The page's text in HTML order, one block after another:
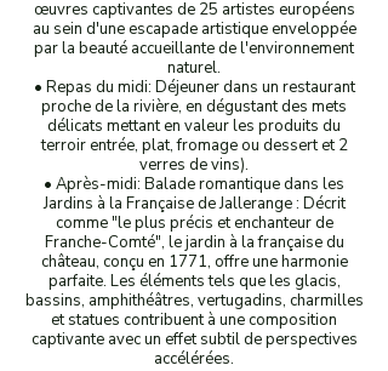
œuvres captivantes de 25 artistes européens
au sein d'une escapade artistique enveloppée
par la beauté accueillante de l'environnement
naturel.
• Repas du midi: Déjeuner dans un restaurant
proche de la rivière, en dégustant des mets
délicats mettant en valeur les produits du
terroir entrée, plat, fromage ou dessert et 2
verres de vins).
• Après-midi: Balade romantique dans les
Jardins à la Française de Jallerange : Décrit
comme "le plus précis et enchanteur de
Franche-Comté", le jardin à la française du
château, conçu en 1771, offre une harmonie
parfaite. Les éléments tels que les glacis,
bassins, amphithéâtres, vertugadins, charmilles
et statues contribuent à une composition
captivante avec un effet subtil de perspectives
accélérées.